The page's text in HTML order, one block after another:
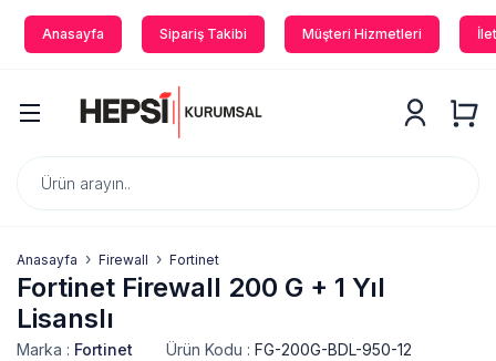
Anasayfa Sipariş Takibi Müşteri Hizmetleri
Anasayfa Firewall Fortinet
Fortinet Firewall 200 G + 1 Yıl
Lisanslı
Marka : Fortinet Ürün Kodu : FG-200G-BDL-950-12